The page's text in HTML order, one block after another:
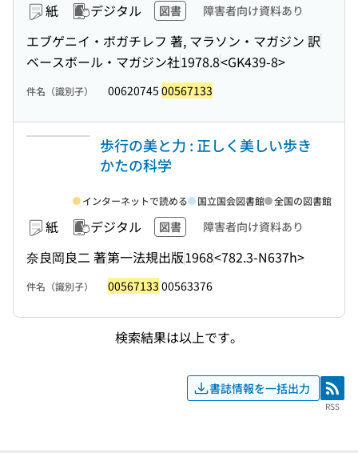
紙 デジタル 図書 障害者向け資料あり
エブゲニイ・ボガチレフ 著, マラソン・マガジン 訳
ベースボール・マガジン社1978.8<GK439-8>
件名（識別子） 00620745 00567133
歩行の美と力 : 正しく美しい歩き
かたの科学
紙 デジタル 図書 障害者向け資料あり
奈良岡良二 著第一法規出版1968<782.3-N637h>
インターネットで読める 国立国会図書館 全国の図書館
件名（識別子） 00567133 00563376
検索結果は以上です。
書誌情報を一括出力 RSS
RSS